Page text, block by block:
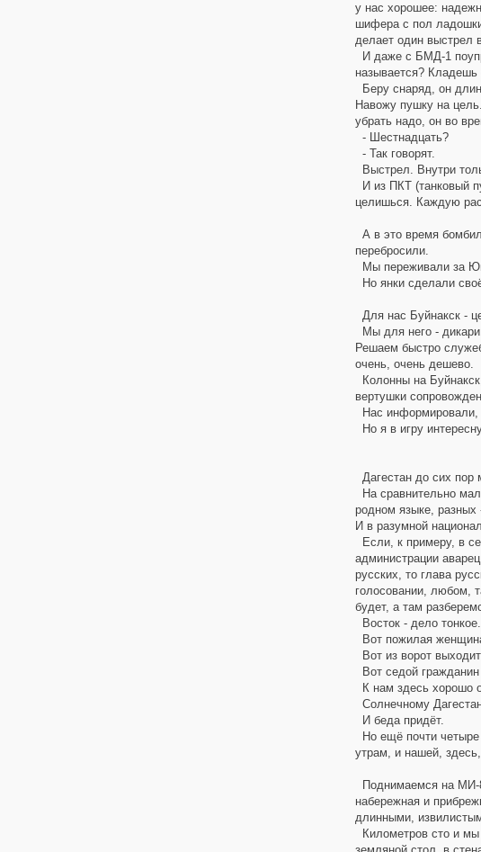
у нас хорошее:
шифера с пол
делает один выстрел
И даже с БМД-1
называется?
Беру снаряд, он
Навожу пушку на
убрать надо, он во
- Шестнадцать?
- Так говорят.
Выстрел. Внутри
И из ПКТ (танковый
целишься. Каждую
А в это время
перебросили.
Мы переживали за
Но янки сделали
Для нас Буйнакск -
Мы для него -
Решаем быстро
очень, очень дешево.
Колонны на
вертушки
Нас информировали,
Но я в игру
Дагестан до сих пор
На сравнительно
родном языке, разных
И в разумной
Если, к примеру, в
администрации
русских, то глава
голосовании, любом,
будет, а там
Восток - дело
Вот пожилая
Вот из ворот
Вот седой
К нам здесь хорошо
Солнечному
И беда придёт.
Но ещё почти четыре
утрам, и нашей,
Поднимаемся на МИ-
набережная и
длинными,
Километров сто и мы